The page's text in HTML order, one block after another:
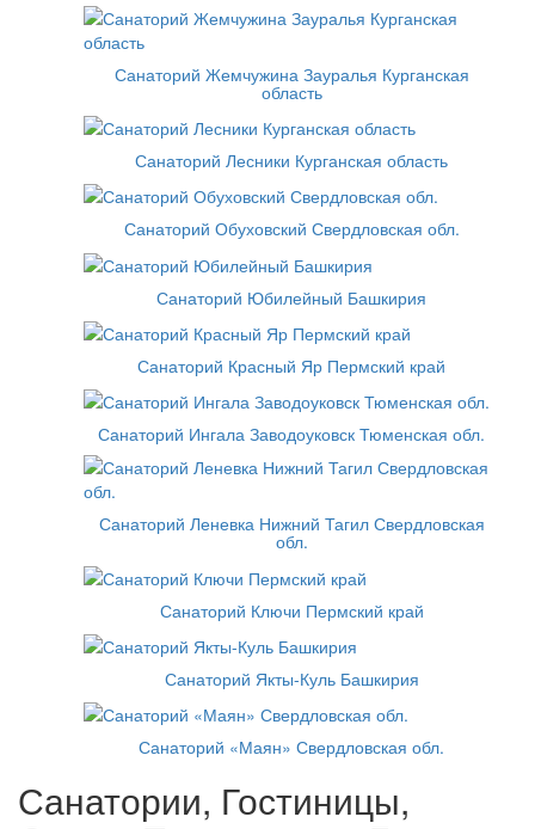
Санаторий Жемчужина Зауралья Курганская
область
Санаторий Лесники Курганская область
Санаторий Обуховский Свердловская обл.
Санаторий Юбилейный Башкирия
Санаторий Красный Яр Пермский край
Санаторий Ингала Заводоуковск Тюменская обл.
Санаторий Леневка Нижний Тагил Свердловская
обл.
Санаторий Ключи Пермский край
Санаторий Якты-Куль Башкирия
Санаторий «Маян» Свердловская обл.
Санатории, Гостиницы,